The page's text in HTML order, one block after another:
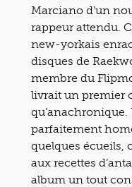
Marciano d’un
rappeur attendu.
new-yorkais
disques de
membre du
livrait un premier
parfaitement
quelques écueils,
aux recettes
album un tout